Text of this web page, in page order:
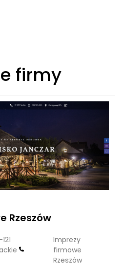
firmy
Rzeszów
Imprezy
firmowe
Rzeszów